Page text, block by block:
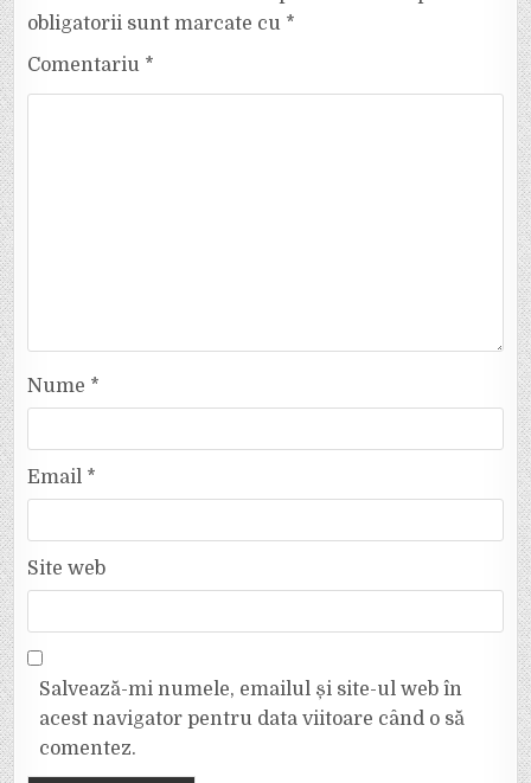
obligatorii sunt marcate cu *
Comentariu *
Nume *
Email *
Site web
Salvează-mi numele, emailul și site-ul web în
acest navigator pentru data viitoare când o să
comentez.